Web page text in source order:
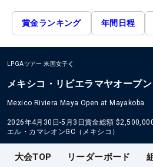
賞金ランキング 年間日程
LPGAツアー 米国女子
メキシコ・リビエラマヤオープン
Mexico Riviera Maya Open at Mayakoba
2026年4月30日-5月3日賞金総額
エル・カマレオンGC（メキシコ）
大会TOP リーダーボード